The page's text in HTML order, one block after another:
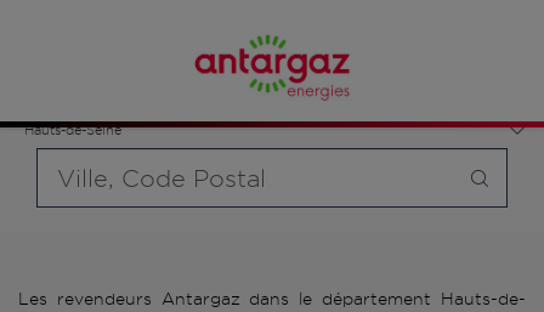
Hauts-de-Seine
bouteille souhaité et le type de point de vente (revendeur /
distributeur automatique de bouteilles de gaz ou station GPL
carburant)
Les revendeurs Antargaz dans le département Hauts-de-